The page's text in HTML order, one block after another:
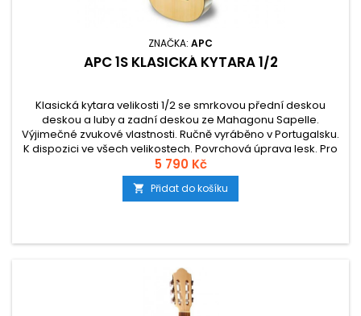
ZNAČKA: APC
APC 1S KLASICKÁ KYTARA 1/2
Klasická kytara velikosti 1/2 se smrkovou přední deskou
deskou a luby a zadní deskou ze Mahagonu Sapelle.
Výjimečné zvukové vlastnosti. Ručně vyráběno v Portugalsku.
K dispozici ve všech velikostech. Povrchová úprava lesk. Pro
výrobu nástrojů je použito pouze dřevo šetrné k životnímu
prostředí.
5 790 Kč
 Přidat do košíku